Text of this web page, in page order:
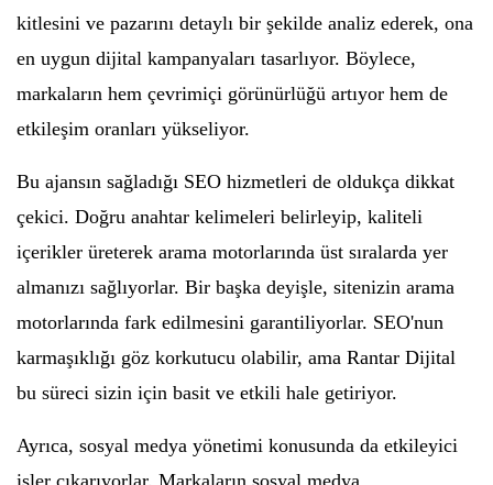
kitlesini ve pazarını detaylı bir şekilde analiz ederek, ona
en uygun dijital kampanyaları tasarlıyor. Böylece,
markaların hem çevrimiçi görünürlüğü artıyor hem de
etkileşim oranları yükseliyor.
Bu ajansın sağladığı SEO hizmetleri de oldukça dikkat
çekici. Doğru anahtar kelimeleri belirleyip, kaliteli
içerikler üreterek arama motorlarında üst sıralarda yer
almanızı sağlıyorlar. Bir başka deyişle, sitenizin arama
motorlarında fark edilmesini garantiliyorlar. SEO'nun
karmaşıklığı göz korkutucu olabilir, ama Rantar Dijital
bu süreci sizin için basit ve etkili hale getiriyor.
Ayrıca, sosyal medya yönetimi konusunda da etkileyici
işler çıkarıyorlar. Markaların sosyal medya